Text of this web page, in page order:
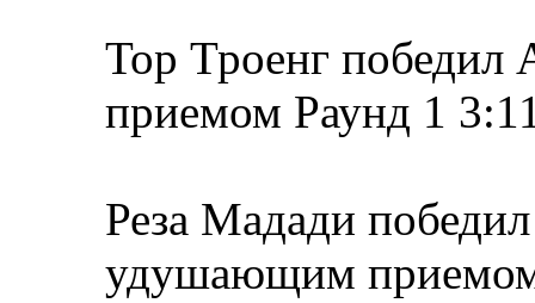
Тор Троенг
приемом Раунд 1
Реза Мадади
удушающим